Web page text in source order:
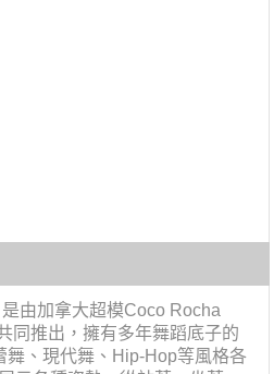
由加拿大超模Coco Rocha
同推出，擁有多年舞蹈底子的
舞、現代舞、Hip-Hop等風格各